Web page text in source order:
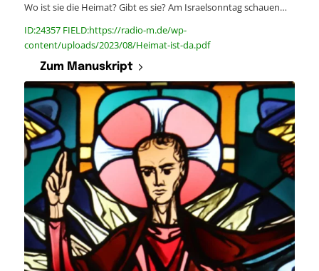
Wo ist sie die Heimat? Gibt es sie? Am Israelsonntag schauen…
ID:24357 FIELD:https://radio-m.de/wp-
content/uploads/2023/08/Heimat-ist-da.pdf
Zum Manuskript